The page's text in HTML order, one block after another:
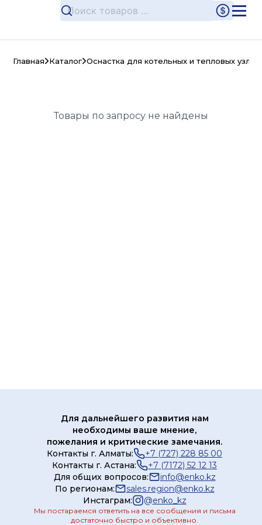
Главная Каталог Оснастка для котельных и тепловых узлов
Товары по запросу не найдены
Для дальнейшего развития нам
необходимы ваше мнение,
пожелания и критические замечания.
Контакты г. Алматы:
+7 (727) 228 85 00
Контакты г. Астана:
+7 (7172) 52 12 13
Для общих вопросов:
info@enko.kz
По регионам:
sales.region@enko.kz
Инстаграм:
@enko_kz
Мы постараемся ответить на все сообщения и письма
достаточно быстро и объективно.